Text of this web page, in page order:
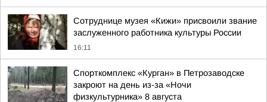
Сотруднице музея «Кижи» присвоили звание
заслуженного работника культуры России
16:11
Спорткомплекс «Курган» в Петрозаводске
закроют на день из-за «Ночи
физкультурника» 8 августа